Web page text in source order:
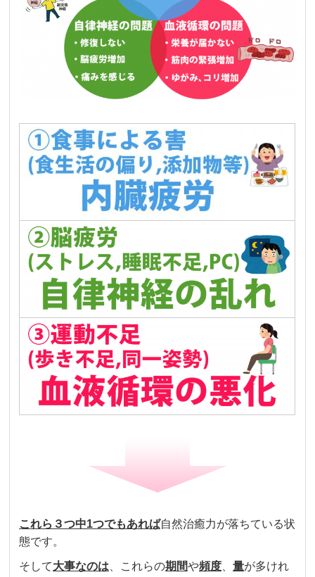
これら３つ中1つでもあれば自然治癒力が落ちている状
態です。
そして大事なのは 、これらの期間や頻度 、量が多けれ